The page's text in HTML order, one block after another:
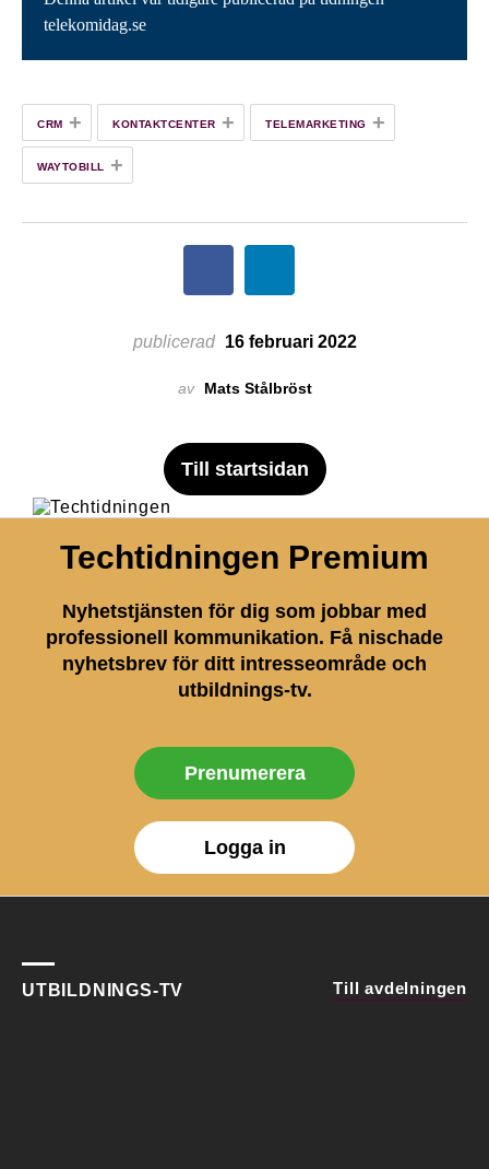
telekomidag.se
CRM + KONTAKTCENTER + TELEMARKETING +
WAYTOBILL +
publicerad 16 februari 2022
av Mats Stålbröst
Till startsidan
Techtidningen Premium
Nyhetstjänsten för dig som jobbar med
professionell kommunikation. Få nischade
nyhetsbrev för ditt intresseområde och
utbildnings-tv.
Prenumerera
Logga in
UTBILDNINGS-TV Till avdelningen